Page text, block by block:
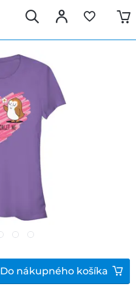
Do nákupného košíka